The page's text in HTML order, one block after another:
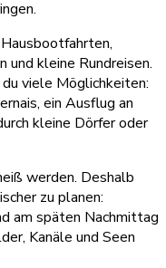
und kleine Rundreisen.
viele Möglichkeiten:
ein Ausflug an
kleine Dörfer oder
werden. Deshalb
zu planen:
am späten Nachmittag
Kanäle und Seen